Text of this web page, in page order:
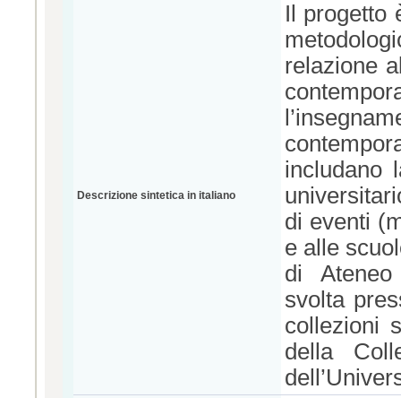
Descrizione sintetica in italiano
Il progetto
relazione
includano
di eventi
e alle
di Ateneo
svolta
collezioni
della